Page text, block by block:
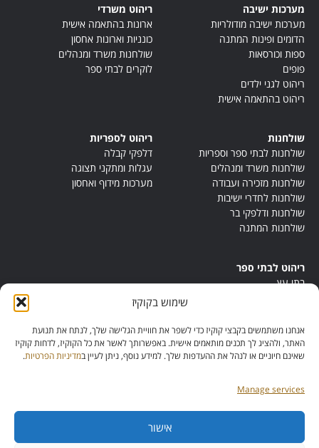
שימוש בקוקיז
אנחנו משתמשים בקבצי קוקיז כדי לשפר את חוויית הגלישה שלך, לנתח את תנועת
האתר, ולהציג לך תכנים מותאמים אישית. באפשרותך לאשר את כל הקוקיז, לדחות קוקיז
שאינם חיוניים או לנהל את ההעדפות שלך. למידע נוסף, ניתן לעיין במדיניות הפרטיות.
Manage services
אישור
מערכות ישיבה
מערכות ישיבה מודולריות
הדומים ופינות המתנה
ספות וכורסאות
פופים
ריהוט לגני ילדים
ריהוט בהתאמה אישית
ריהוט משרדי
ארונות בהתאמה אישית
כונניות וארונות אחסון
שולחנות משרד ומנהלים
לוקרים לבתי ספר
שולחנות
שולחנות לבתי ספר וספריות
שולחנות משרד ומנהלים
שולחנות מזכירה ועבודה
שולחנות לחדרי ישיבות
שולחנות ודלפקי בר
שולחנות המתנה
ריהוט לספריות
דלפקי קבלה
עגלות ומתקני תצוגה
מערכות מידוף ואחסון
ריהוט לבתי ספר
בתי עץ
ריהוט מונטסורי
ריהוט אנתרופוסופי
מס’ ספק: